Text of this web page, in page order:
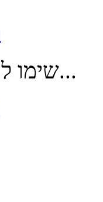
שימו לב, יש ללחוץ על...